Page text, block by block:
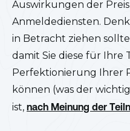
Auswirkungen der
Anmeldediensten.
in Betracht ziehen
damit Sie diese für Ihre
Perfektionierung Ihrer
können (was der
ist, nach Meinung der